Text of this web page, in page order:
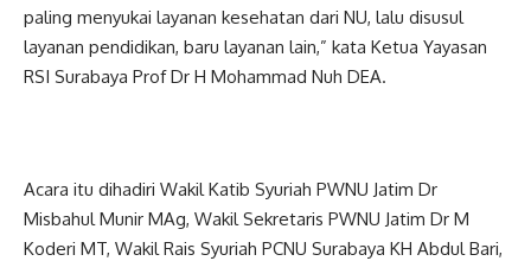
paling menyukai layanan kesehatan dari NU, lalu disusul
layanan pendidikan, baru layanan lain,” kata Ketua Yayasan
RSI Surabaya Prof Dr H Mohammad Nuh DEA.
Acara itu dihadiri Wakil Katib Syuriah PWNU Jatim Dr
Misbahul Munir MAg, Wakil Sekretaris PWNU Jatim Dr M
Koderi MT, Wakil Rais Syuriah PCNU Surabaya KH Abdul Bari,